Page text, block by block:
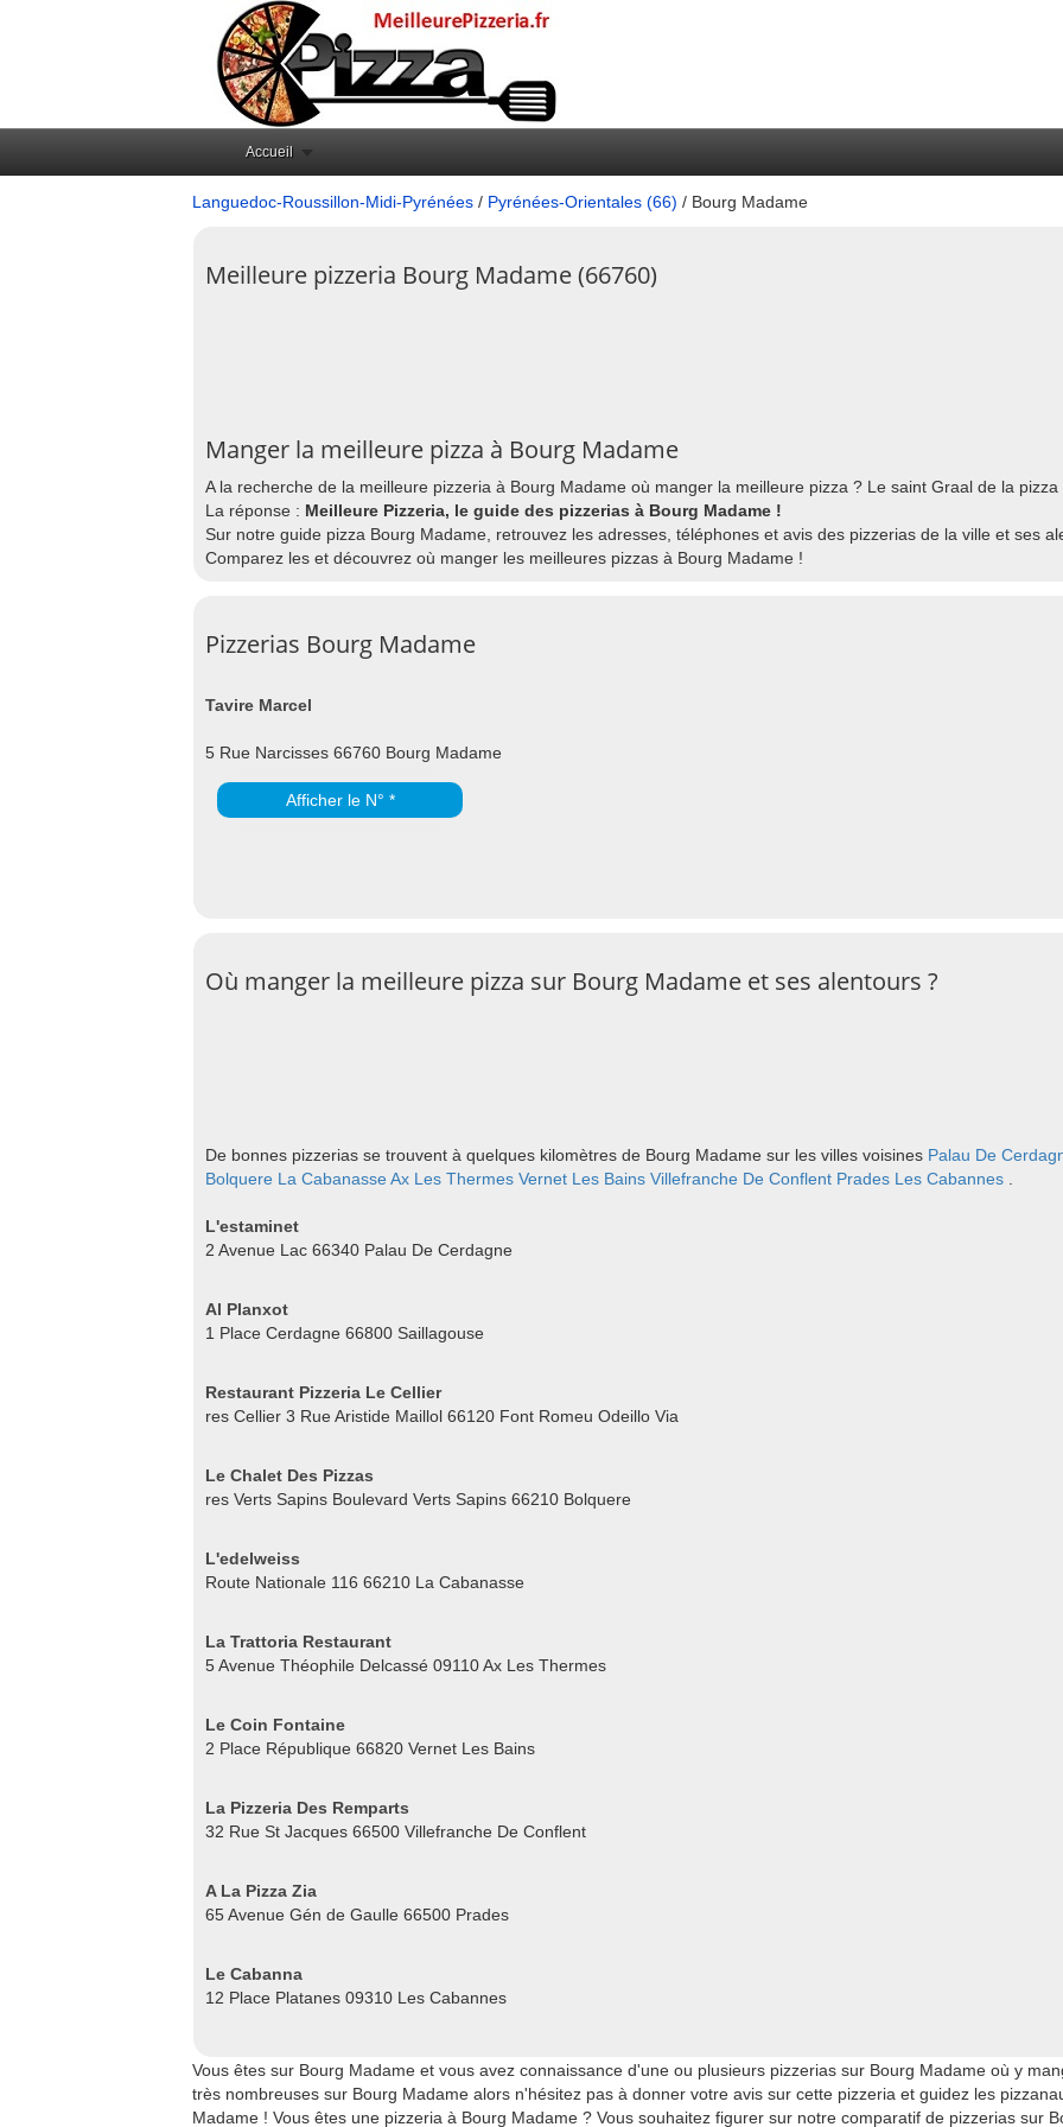
Accueil
Languedoc-Roussillon-Midi-Pyrénées / Pyrénées-Orientales (66) / Bourg Madame
Meilleure pizzeria Bourg Madame (66760)
Manger la meilleure pizza à Bourg Madame
A la recherche de la meilleure pizzeria à Bourg Madame où manger la meilleure pizza ? Le saint Graal de la
La réponse : Meilleure Pizzeria, le guide des pizzerias à Bourg Madame !
Sur notre guide pizza Bourg Madame, retrouvez les adresses, téléphones et avis des pizzerias de la ville et ses
Comparez les et découvrez où manger les meilleures pizzas à Bourg Madame !
Pizzerias Bourg Madame
Tavire Marcel
5 Rue Narcisses 66760 Bourg Madame
Afficher le N° *
Où manger la meilleure pizza sur Bourg Madame et ses alentours ?
De bonnes pizzerias se trouvent à quelques kilomètres de Bourg Madame sur les villes voisines Palau De
Bolquere La Cabanasse Ax Les Thermes Vernet Les Bains Villefranche De Conflent Prades Les Cabannes
L'estaminet
2 Avenue Lac 66340 Palau De Cerdagne
Al Planxot
1 Place Cerdagne 66800 Saillagouse
Restaurant Pizzeria Le Cellier
res Cellier 3 Rue Aristide Maillol 66120 Font Romeu Odeillo Via
Le Chalet Des Pizzas
res Verts Sapins Boulevard Verts Sapins 66210 Bolquere
L'edelweiss
Route Nationale 116 66210 La Cabanasse
La Trattoria Restaurant
5 Avenue Théophile Delcassé 09110 Ax Les Thermes
Le Coin Fontaine
2 Place République 66820 Vernet Les Bains
La Pizzeria Des Remparts
32 Rue St Jacques 66500 Villefranche De Conflent
A La Pizza Zia
65 Avenue Gén de Gaulle 66500 Prades
Le Cabanna
12 Place Platanes 09310 Les Cabannes
Vous êtes sur Bourg Madame et vous avez connaissance d'une ou plusieurs pizzerias sur Bourg Madame où y
très nombreuses sur Bourg Madame alors n'hésitez pas à donner votre avis sur cette pizzeria et guidez les
Madame ! Vous êtes une pizzeria à Bourg Madame ? Vous souhaitez figurer sur notre comparatif de pizzerias sur